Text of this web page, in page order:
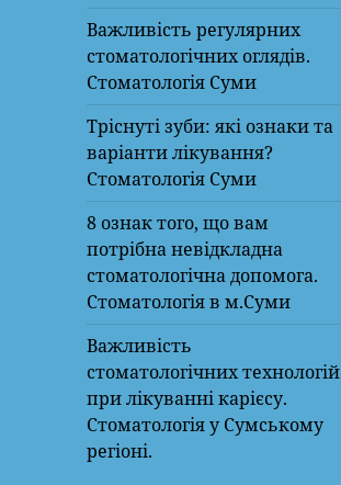
Важливість регулярних
стоматологічних оглядів.
Стоматологія Суми
Тріснуті зуби: які ознаки та
варіанти лікування?
Стоматологія Суми
8 ознак того, що вам
потрібна невідкладна
стоматологічна допомога.
Стоматологія в м.Суми
Важливість
стоматологічних технологій
при лікуванні карієсу.
Стоматологія у Сумському
регіоні.